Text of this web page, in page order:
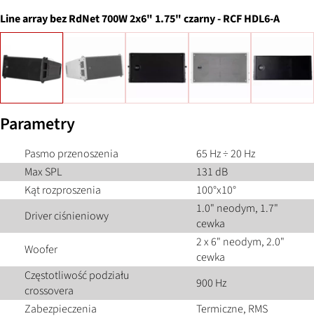
Line array bez RdNet700W 2x6" 1.75" czarny-RCF HDL6-A
Parametry
Pasmo przenoszenia
65 Hz ÷ 20 Hz
Max SPL
131 dB
Kąt rozproszenia
100°x10°
Driver ciśnieniowy
1.0" neodym, 1.7"
cewka
Woofer
2 x 6" neodym, 2.0"
cewka
Częstotliwość podziału
crossovera
900 Hz
Zabezpieczenia
Termiczne, RMS